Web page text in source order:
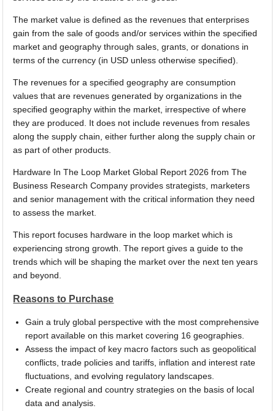
The market value is defined as the revenues that enterprises
gain from the sale of goods and/or services within the specified
market and geography through sales, grants, or donations in
terms of the currency (in USD unless otherwise specified).
The revenues for a specified geography are consumption
values that are revenues generated by organizations in the
specified geography within the market, irrespective of where
they are produced. It does not include revenues from resales
along the supply chain, either further along the supply chain or
as part of other products.
Hardware In The Loop Market Global Report 2026 from The
Business Research Company provides strategists, marketers
and senior management with the critical information they need
to assess the market.
This report focuses hardware in the loop market which is
experiencing strong growth. The report gives a guide to the
trends which will be shaping the market over the next ten years
and beyond.
Reasons to Purchase
Gain a truly global perspective with the most comprehensive
report available on this market covering 16 geographies.
Assess the impact of key macro factors such as geopolitical
conflicts, trade policies and tariffs, inflation and interest rate
fluctuations, and evolving regulatory landscapes.
Create regional and country strategies on the basis of local
data and analysis.